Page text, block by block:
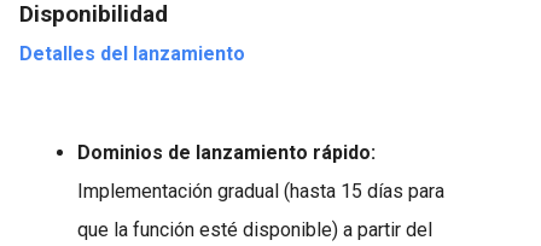
Disponibilidad
Detalles del lanzamiento
Dominios de lanzamiento rápido:
Implementación gradual (hasta 15 días para
que la función esté disponible) a partir del